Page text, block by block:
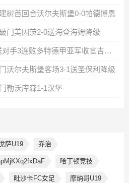
树首回合沃尔夫斯堡0-0帕德博恩
门美因茨2-0送海登海姆降级
德甲-多特2-0不莱梅送对手3连败多特德甲亚军收官吉拉西破门
沃尔夫斯堡客场3-1送圣保利降级
勒沃库森1-1汉堡
萨U19 乔治
哈丁顿竞技
毗沙卡FC女足 摩纳哥U19